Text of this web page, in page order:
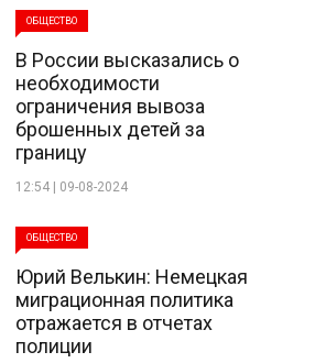
ОБЩЕСТВО
В России высказались о
необходимости
ограничения вывоза
брошенных детей за
границу
12:54 | 09-08-2024
ОБЩЕСТВО
Юрий Велькин: Немецкая
миграционная политика
отражается в отчетах
полиции